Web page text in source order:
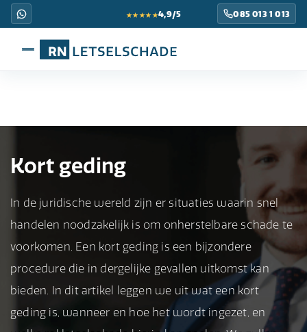
★★★★★4,9/5 085 013 1 013
Kort geding
In de juridische wereld zijn er situaties waarin snel
handelen noodzakelijk is om onherstelbare schade te
voorkomen. Een kort geding is een bijzondere
procedure die in dergelijke gevallen uitkomst kan
bieden. In dit artikel leggen we uit wat een kort
geding is, wanneer en hoe het wordt ingezet, en